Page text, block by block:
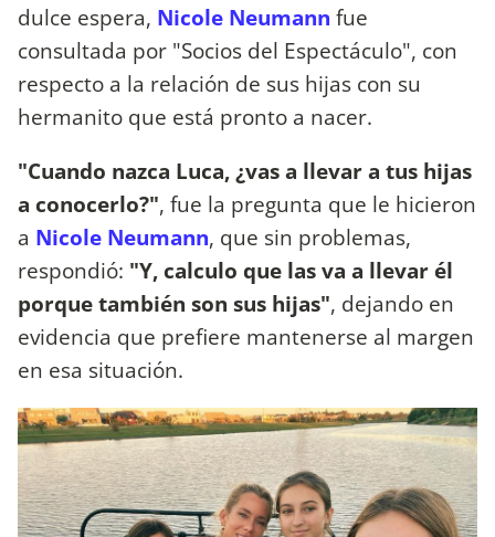
dulce espera, Nicole Neumann fue
consultada por "Socios del Espectáculo", con
respecto a la relación de sus hijas con su
hermanito que está pronto a nacer.
"Cuando nazca Luca, ¿vas a llevar a tus hijas
a conocerlo?", fue la pregunta que le hicieron
a Nicole Neumann, que sin problemas,
respondió: "Y, calculo que las va a llevar él
porque también son sus hijas", dejando en
evidencia que prefiere mantenerse al margen
en esa situación.